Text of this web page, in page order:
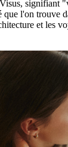
signifiant
que l'on trouve
et les